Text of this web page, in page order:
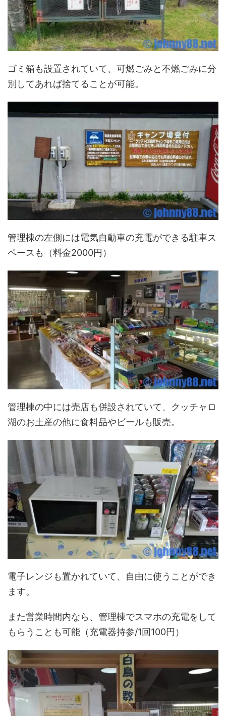
ゴミ箱も設置されていて、可燃ごみと不燃ごみに分
別してあれば捨てることが可能。
管理棟の左側には電気自動車の充電ができる駐車ス
ペースも（料金2000円）
管理棟の中には売店も併設されていて、クッチャロ
湖のお土産の他に食料品やビールも販売。
電子レンジも置かれていて、自由に使うことができ
ます。
また営業時間内なら、管理棟でスマホの充電をして
もらうことも可能（充電器持参/1回100円）